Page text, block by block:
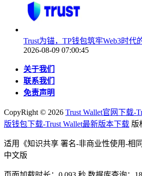
Trust为锚，TP钱包筑牢Web3时代
2026-08-09 07:00:45
关于我们
联系我们
免责声明
CopyRight © 2026 Trust Wallet官网下载-
版钱包下载-Trust Wallet最新版本下载 版
适用《知识共享 署名-非商业性使用-相
中文版